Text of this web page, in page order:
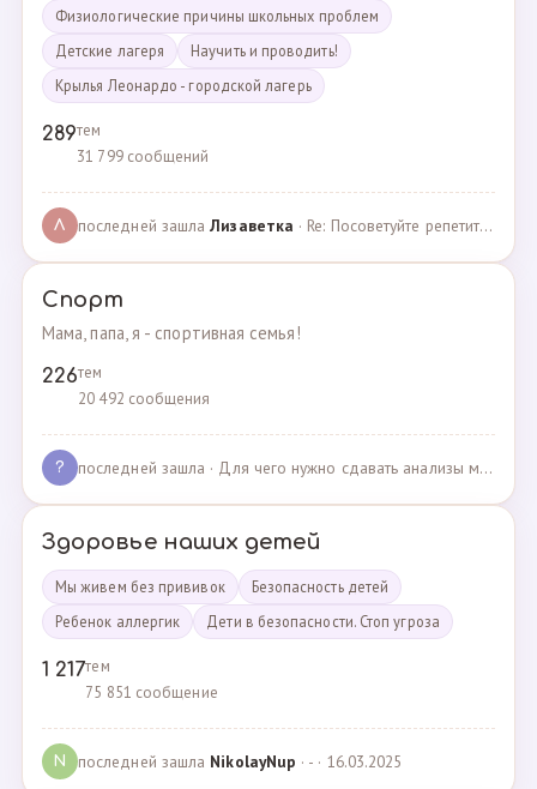
Физиологические причины школьных проблем
Детские лагеря
Научить и проводить!
Крылья Леонардо - городской лагерь
289тем
31 799 сообщений
Л последней зашлаЛизаветка · Re: Посоветуйте репетитора по английскому · 27.11.2024
Спорт
Мама, папа, я - спортивная семья!
226тем
20 492 сообщения
? последней зашла · Для чего нужно сдавать анализы мочи спортсменам? · 03.05.2025
Здоровье наших детей
Мы живем без прививок
Безопасность детей
Ребенок аллергик
Дети в безопасности. Стоп угроза
1 217тем
75 851 сообщение
N последней зашла NikolayNup · - · 16.03.2025